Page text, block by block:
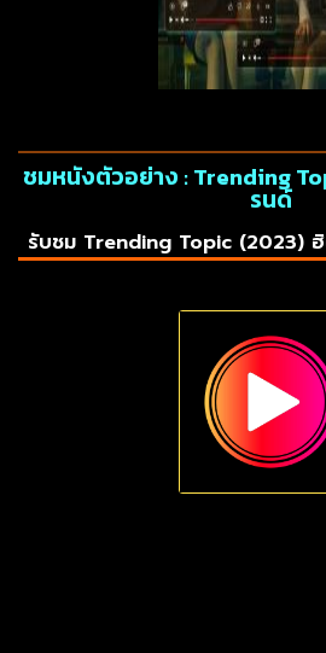
ชมหนังตัวอย่าง : Trending
รนด์
รับชม Trending Topic (2023)